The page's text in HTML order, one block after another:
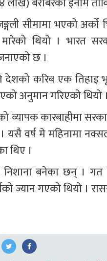
सीमामा भएको
थियो । भारत
छ ।
करिब एक तिहाइ
अनुमान गरिएको थियो ।
व्यापक कारबाहीमा
यसै वर्ष मे महिनामा
थिए ।
निशाना बनेका छन् ।
ज्यान गएको थियो ।